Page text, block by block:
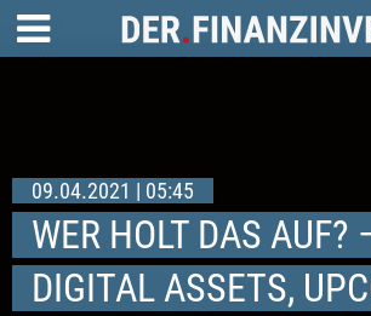
09.04.2021 | 05:45
WER HOLT DAS AUF?
DIGITAL ASSETS,